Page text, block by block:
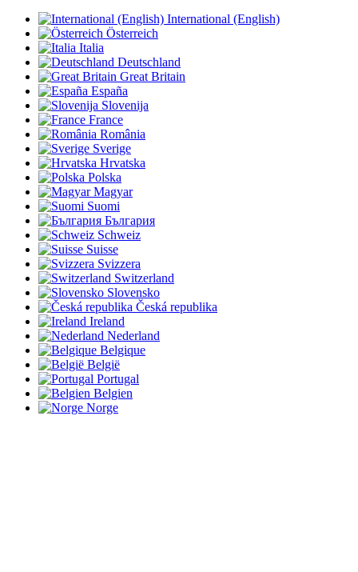
International (English)
Österreich
Italia
Deutschland
Great Britain
España
Slovenija
France
România
Sverige
Hrvatska
Polska
Magyar
Suomi
България
Schweiz
Suisse
Svizzera
Switzerland
Slovensko
Česká republika
Ireland
Nederland
Belgique
België
Portugal
Belgien
Norge